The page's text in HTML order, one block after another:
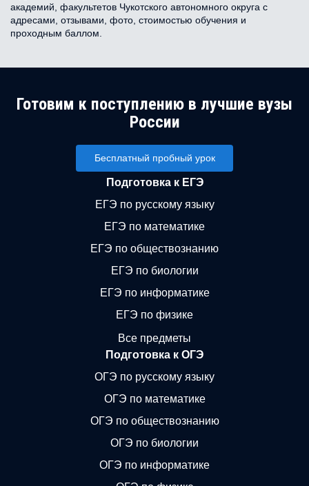
академий, факультетов Чукотского автономного округа с
адресами, отзывами, фото, стоимостью обучения и
проходным баллом.
Готовим к поступлению в лучшие вузы
России
Бесплатный пробный урок
Подготовка к ЕГЭ
ЕГЭ по русскому языку
ЕГЭ по математике
ЕГЭ по обществознанию
ЕГЭ по биологии
ЕГЭ по информатике
ЕГЭ по физике
Все предметы
Подготовка к ОГЭ
ОГЭ по русскому языку
ОГЭ по математике
ОГЭ по обществознанию
ОГЭ по биологии
ОГЭ по информатике